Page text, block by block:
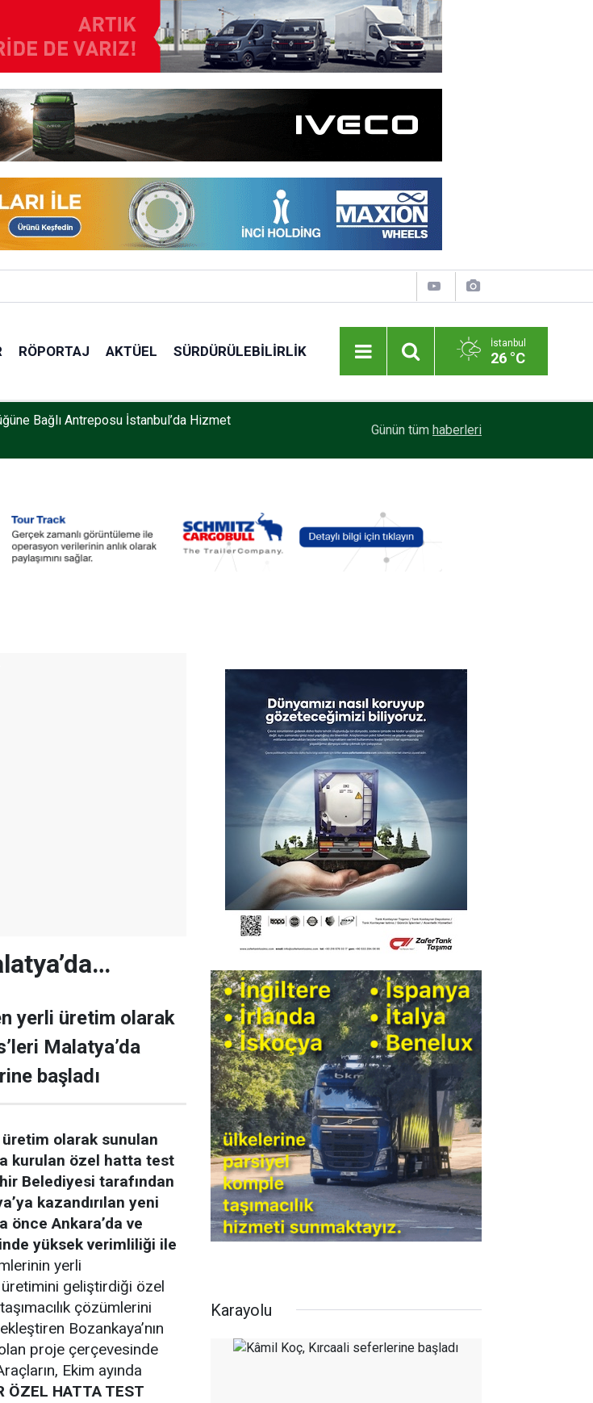
RÖPORTAJ AKTÜEL SÜRDÜRÜLEBILIRLIK İstanbul
26 °C
Tuzla’da Düzenlenecek Günün tüm haberleri
yerli üretim olarak
Malatya’da
başladı
olarak sunulan
kurulan özel hatta test
Belediyesi tarafından
kazandırılan yeni
önce Ankara’da ve
yüksek verimliliği ile
yerli
üretimini geliştirdiği özel
çözümlerini
Bozankaya’nın
proje çerçevesinde
Ekim ayında
ÖZEL HATTA TEST
Karayolu